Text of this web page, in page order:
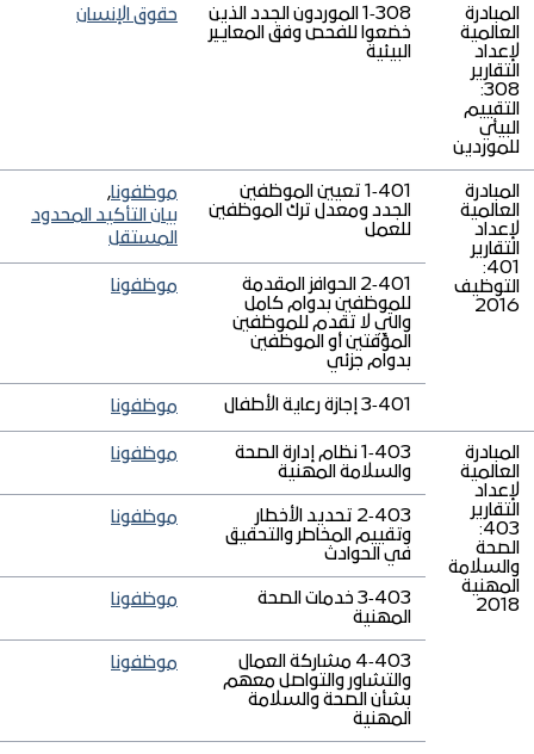
المبادرة
العالمية
لإعداد
التقارير
308:
التقييم
البيئي
للموردين
308‑1 الموردون الجدد الذين
خضعوا للفحص وفق المعايير
البيئية
حقوق الإنسان
المبادرة
العالمية
لإعداد
التقارير
401:
التوظيف
2016
401‑1 تعيين الموظفين
الجدد ومعدل ترك الموظفين
للعمل
موظفونا,
بيان التأكيد المحدود
المستقل
401‑2 الحوافز المقدمة
للموظفين بدوام كامل
والتي لا تقدم للموظفين
المؤقتين أو الموظفين
بدوام جزئي
موظفونا
401‑3 إجازة رعاية الأطفال
موظفونا
المبادرة
العالمية
لإعداد
التقارير
403:
الصحة
والسلامة
المهنية
2018
403‑1 نظام إدارة الصحة
والسلامة المهنية
موظفونا
403‑2 تحديد الأخطار
وتقييم المخاطر والتحقيق
في الحوادث
موظفونا
403‑3 خدمات الصحة
المهنية
موظفونا
403‑4 مشاركة العمال
والتشاور والتواصل معهم
بشأن الصحة والسلامة
المهنية
موظفونا